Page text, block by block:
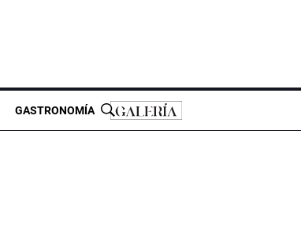
GASTRONOMÍA